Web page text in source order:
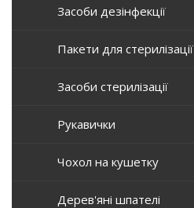
Засоби дезінфекції
Пакети для стерилізації
Засоби стерилізації
Рукавички
Чохол на кушетку
Дерев'яні шпателі